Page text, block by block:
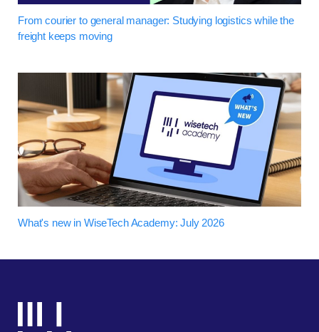
From courier to general manager: Studying logistics while the
freight keeps moving
What's new in WiseTech Academy: July 2026